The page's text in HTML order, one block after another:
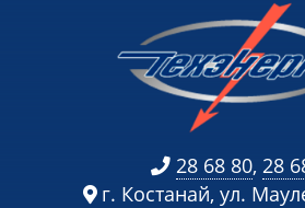
28 68 80, 28
г. Костанай, ул.